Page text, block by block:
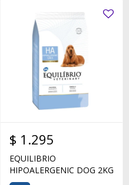
$ 1.295
EQUILIBRIO
HIPOALERGENIC DOG 2KG